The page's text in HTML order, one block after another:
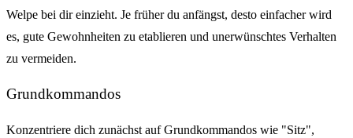
Welpe bei dir einzieht. Je früher du anfängst, desto einfacher wird
es, gute Gewohnheiten zu etablieren und unerwünschtes Verhalten
zu vermeiden.
Grundkommandos
Konzentriere dich zunächst auf Grundkommandos wie "Sitz",